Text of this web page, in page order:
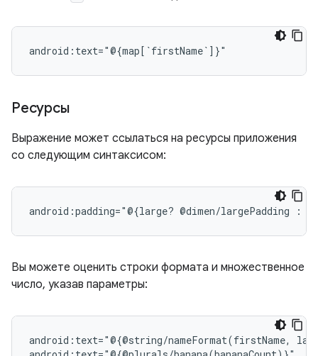
Ресурсы
Выражение может ссылаться на ресурсы приложения
со следующим синтаксисом:
android:padding="@{large? @dimen/largePadding :
Вы можете оценить строки формата и множественное
число, указав параметры:
android:text="@{@string/nameFormat(firstName,